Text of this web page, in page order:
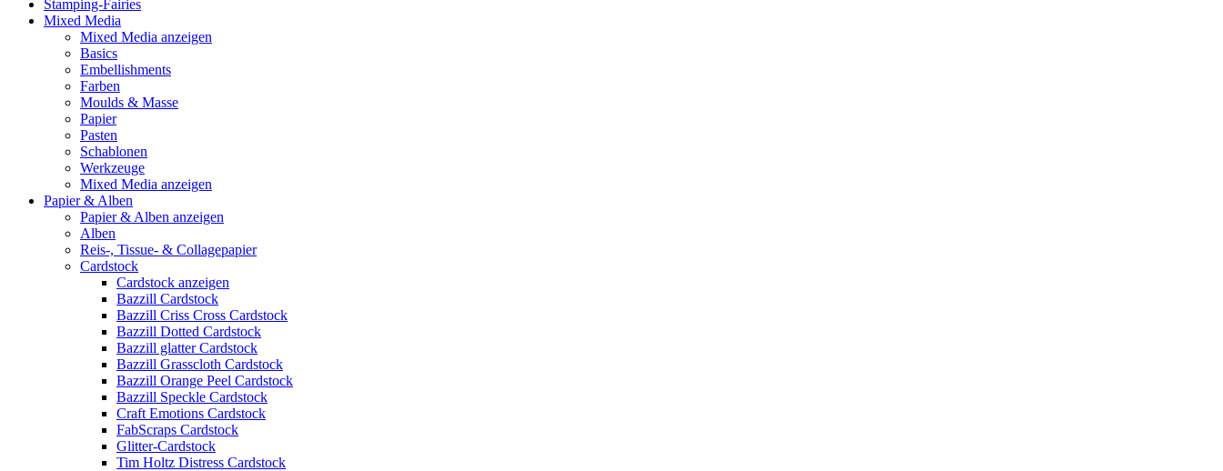
Stamping-Fairies
Mixed Media
Mixed Media anzeigen
Basics
Embellishments
Farben
Moulds & Masse
Papier
Pasten
Schablonen
Werkzeuge
Mixed Media anzeigen
Papier & Alben
Papier & Alben anzeigen
Alben
Reis-, Tissue- & Collagepapier
Cardstock
Cardstock anzeigen
Bazzill Cardstock
Bazzill Criss Cross Cardstock
Bazzill Dotted Cardstock
Bazzill glatter Cardstock
Bazzill Grasscloth Cardstock
Bazzill Orange Peel Cardstock
Bazzill Speckle Cardstock
Craft Emotions Cardstock
FabScraps Cardstock
Glitter-Cardstock
Tim Holtz Distress Cardstock